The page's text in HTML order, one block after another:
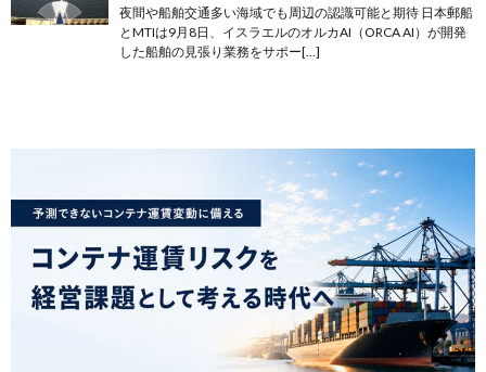
夜間や船舶交通多い海域でも周辺の認識可能と期待 日本郵船
とMTIは9月8日、イスラエルのオルカAI（ORCA AI）が開発
した船舶の見張り業務をサポー[…]